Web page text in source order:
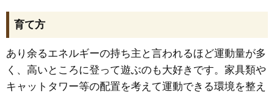
育て方
あり余るエネルギーの持ち主と言われるほど運動量が多
く、高いところに登って遊ぶのも大好きです。家具類や
キャットタワー等の配置を考えて運動できる環境を整え